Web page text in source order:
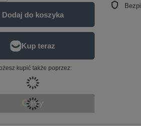
Dodaj do koszyka
kupić także poprzez: